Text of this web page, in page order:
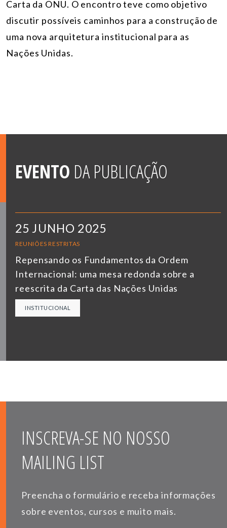
Carta da ONU. O encontro teve como objetivo
discutir possíveis caminhos para a construção de
uma nova arquitetura institucional para as
Nações Unidas.
EVENTO DA PUBLICAÇÃO
25 JUNHO 2025
REUNIÕES RESTRITAS
Repensando os Fundamentos da Ordem
Internacional: uma mesa redonda sobre a
reescrita da Carta das Nações Unidas
INSTITUCIONAL
INSCREVA-SE NO NOSSO
MAILING LIST
Preencha o formulário e receba informações
sobre eventos, cursos e muito mais.